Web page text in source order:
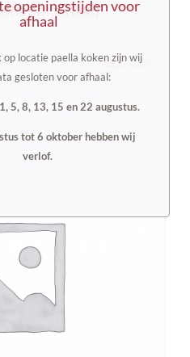
Details
openingstijden voor
afhaal
locatie paella koken zijn wij
gesloten voor afhaal:
1, 5, 8, 13, 15 en 22 augustus.
tot 6 oktober hebben wij
verlof.